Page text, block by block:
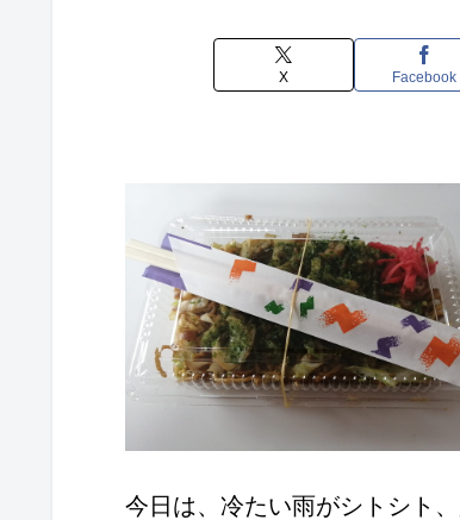
X Facebook
今日は、冷たい雨がシトシト